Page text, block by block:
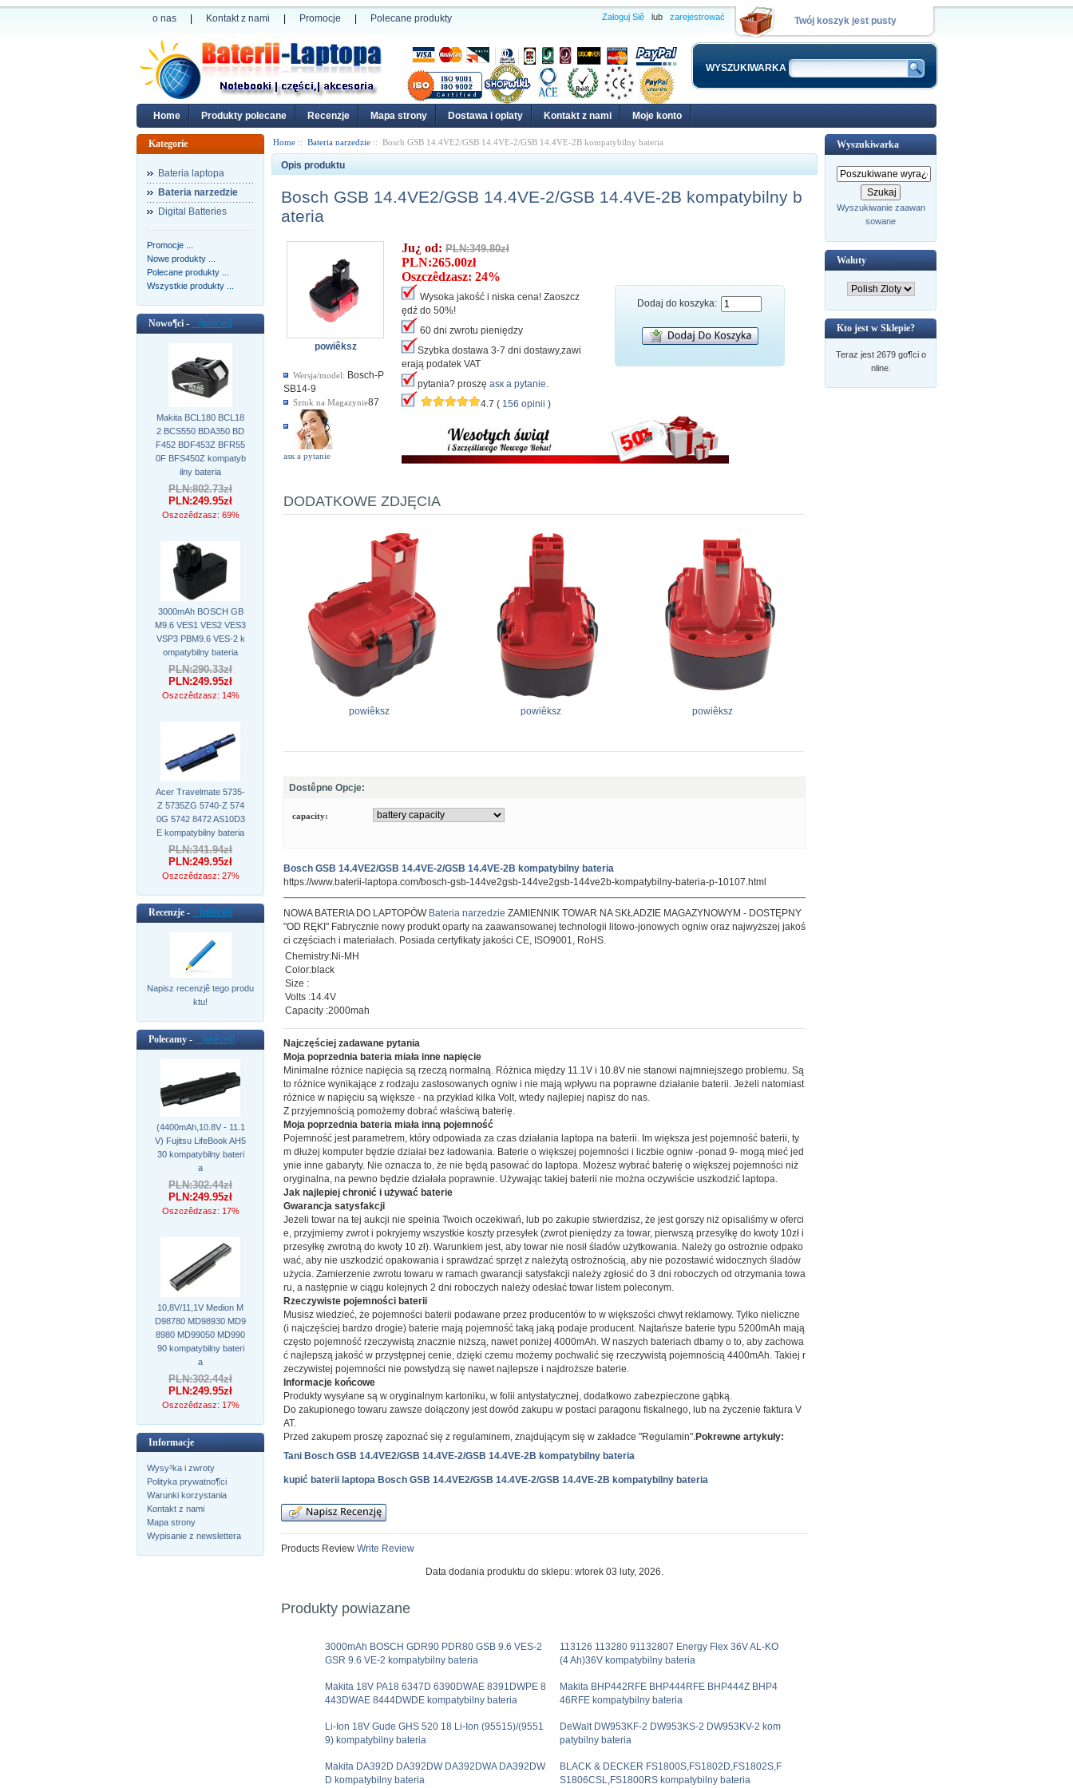
o nas Kontakt z nami Promocje Polecane produkty Twój koszyk jest pusty
Zaloguj Siê lub zarejestrować
WYSZUKIWARKA
Home Produkty polecane Recenzje Mapa strony Dostawa i oplaty Kontakt z nami Moje konto
Kategorie
Bateria laptopa
Bateria narzedzie
Digital Batteries
Promocje ...
Nowe produkty ...
Polecane produkty ...
Wszystkie produkty ...
Nowo¶ci - [wiêcej]
Makita BCL180 BCL18
2 BCS550 BDA350 BD
F452 BDF453Z BFR55
0F BFS450Z kompatyb
ilny bateria
PLN:802.73zł
PLN:249.95zł
Oszczêdzasz: 69%
3000mAh BOSCH GB
M9.6 VES1 VES2 VES3
VSP3 PBM9.6 VES-2 k
ompatybilny bateria
PLN:290.33zł
PLN:249.95zł
Oszczêdzasz: 14%
Acer Travelmate 5735-
Z 5735ZG 5740-Z 574
0G 5742 8472 AS10D3
E kompatybilny bateria
PLN:341.94zł
PLN:249.95zł
Oszczêdzasz: 27%
Recenzje - [wiêcej]
Napisz recenzjê tego produ
ktu!
Polecamy - [wiêcej]
(4400mAh,10.8V - 11.1
V) Fujitsu LifeBook AH5
30 kompatybilny bateri
a
PLN:302.44zł
PLN:249.95zł
Oszczêdzasz: 17%
10,8V/11,1V Medion M
D98780 MD98930 MD9
8980 MD99050 MD990
90 kompatybilny bateri
a
PLN:302.44zł
PLN:249.95zł
Oszczêdzasz: 17%
Informacje
Wysy³ka i zwroty
Polityka prywatno¶ci
Warunki korzystania
Kontakt z nami
Mapa strony
Wypisanie z newslettera
Home :: Bateria narzedzie :: Bosch GSB 14.4VE2/GSB 14.4VE-2/GSB 14.4VE-2B kompatybilny bateria
Opis produktu
Bosch GSB 14.4VE2/GSB 14.4VE-2/GSB 14.4VE-2B kompatybilny b
ateria
powiêksz
Wersja/model: Bosch-P
SB14-9
Sztuk na Magazynie87
аsк а pytanie
Ju¿ od: PLN:349.80zł
PLN:265.00zł
Oszczêdzasz: 24%
Wysoka jakość i niska cena! Zaoszcz
ędź do 50%!
60 dni zwrotu pieniędzy
Szybka dostawa 3-7 dni dostawy,zawi
erają podatek VAT
pytania? proszę аsк а pytanie.
4.7 ( 156 opinii )
Dodaj do koszyka:
DODATKOWE ZDJĘCIA
powiêksz powiêksz powiêksz
Dostêpne Opcje:
capacity:
Bosch GSB 14.4VE2/GSB 14.4VE-2/GSB 14.4VE-2B kompatybilny bateria
https://www.baterii-laptopa.com/bosch-gsb-144ve2gsb-144ve2gsb-144ve2b-kompatybilny-bateria-p-10107.html
NOWA BATERIA DO LAPTOPÓW Bateria narzedzie ZAMIENNIK TOWAR NA SKŁADZIE MAGAZYNOWYM - DOSTĘPNY
"OD RĘKI" Fabrycznie nowy produkt oparty na zaawansowanej technologii litowo-jonowych ogniw oraz najwyższej jakoś
ci częściach i materiałach. Posiada certyfikaty jakości CE, ISO9001, RoHS.
Chemistry:Ni-MH
Color:black
Size :
Volts :14.4V
Capacity :2000mah
Najczęściej zadawane pytania
Moja poprzednia bateria miała inne napięcie
Minimalne różnice napięcia są rzeczą normalną. Różnica między 11.1V i 10.8V nie stanowi najmniejszego problemu. Są
to różnice wynikające z rodzaju zastosowanych ogniw i nie mają wpływu na poprawne działanie baterii. Jeżeli natomiast
różnice w napięciu są większe - na przykład kilka Volt, wtedy najlepiej napisz do nas.
Z przyjemnością pomożemy dobrać właściwą baterię.
Moja poprzednia bateria miała inną pojemność
Pojemność jest parametrem, który odpowiada za czas działania laptopa na baterii. Im większa jest pojemność baterii, ty
m dłużej komputer będzie działał bez ładowania. Baterie o większej pojemności i liczbie ogniw -ponad 9- mogą mieć jed
ynie inne gabaryty. Nie oznacza to, że nie będą pasować do laptopa. Możesz wybrać baterię o większej pojemności niż
oryginalna, na pewno będzie działała poprawnie. Używając takiej baterii nie można oczywiście uszkodzić laptopa.
Jak najlepiej chronić i używać baterie
Gwarancja satysfakcji
Jeżeli towar na tej aukcji nie spełnia Twoich oczekiwań, lub po zakupie stwierdzisz, że jest gorszy niż opisaliśmy w oferci
e, przyjmiemy zwrot i pokryjemy wszystkie koszty przesyłek (zwrot pieniędzy za towar, pierwszą przesyłkę do kwoty 10zł i
przesyłkę zwrotną do kwoty 10 zł). Warunkiem jest, aby towar nie nosił śladów użytkowania. Należy go ostrożnie odpako
wać, aby nie uszkodzić opakowania i sprawdzać sprzęt z należytą ostrożnością, aby nie pozostawić widocznych śladów
użycia. Zamierzenie zwrotu towaru w ramach gwarancji satysfakcji należy zgłosić do 3 dni roboczych od otrzymania towa
ru, a następnie w ciągu kolejnych 2 dni roboczych należy odesłać towar listem poleconym.
Rzeczywiste pojemności baterii
Musisz wiedzieć, że pojemności baterii podawane przez producentów to w większości chwyt reklamowy. Tylko nieliczne
(i najczęściej bardzo drogie) baterie mają pojemność taką jaką podaje producent. Najtańsze baterie typu 5200mAh mają
często pojemność rzeczywistą znacznie niższą, nawet poniżej 4000mAh. W naszych bateriach dbamy o to, aby zachowa
ć najlepszą jakość w przystępnej cenie, dzięki czemu możemy pochwalić się rzeczywistą pojemnością 4400mAh. Takiej r
zeczywistej pojemności nie powstydzą się nawet najlepsze i najdroższe baterie.
Informacje końcowe
Produkty wysyłane są w oryginalnym kartoniku, w folii antystatycznej, dodatkowo zabezpieczone gąbką.
Do zakupionego towaru zawsze dołączony jest dowód zakupu w postaci paragonu fiskalnego, lub na życzenie faktura V
AT.
Przed zakupem proszę zapoznać się z regulaminem, znajdującym się w zakładce "Regulamin".Pokrewne artykuły:
Tani Bosch GSB 14.4VE2/GSB 14.4VE-2/GSB 14.4VE-2B kompatybilny bateria
kupić baterii laptopa Bosch GSB 14.4VE2/GSB 14.4VE-2/GSB 14.4VE-2B kompatybilny bateria
Products Review Write Review
Data dodania produktu do sklepu: wtorek 03 luty, 2026.
Produkty powiazane
3000mAh BOSCH GDR90 PDR80 GSB 9.6 VES-2
GSR 9.6 VE-2 kompatybilny bateria
113126 113280 91132807 Energy Flex 36V AL-KO
(4 Ah)36V kompatybilny bateria
Makita 18V PA18 6347D 6390DWAE 8391DWPE 8
443DWAE 8444DWDE kompatybilny bateria
Makita BHP442RFE BHP444RFE BHP444Z BHP4
46RFE kompatybilny bateria
Li-Ion 18V Gude GHS 520 18 Li-Ion (95515)/(9551
9) kompatybilny bateria
DeWalt DW953KF-2 DW953KS-2 DW953KV-2 kom
patybilny bateria
Makita DA392D DA392DW DA392DWA DA392DW
D kompatybilny bateria
BLACK & DECKER FS1800S,FS1802D,FS1802S,F
S1806CSL,FS1800RS kompatybilny bateria
Wyszukiwarka
Wyszukiwanie zaawan
sowane
Waluty
Kto jest w Sklepie?
Teraz jest 2679 go¶ci o
nline.